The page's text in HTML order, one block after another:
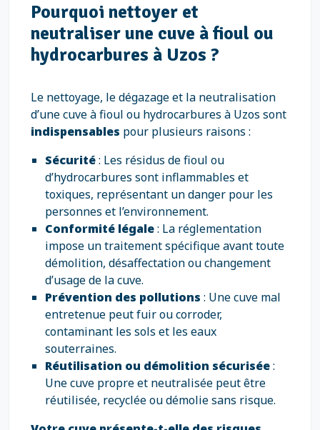
Pourquoi nettoyer et
neutraliser une cuve à fioul ou
hydrocarbures à Uzos ?
Le nettoyage, le dégazage et la neutralisation
d’une cuve à fioul ou hydrocarbures à Uzos sont
indispensables pour plusieurs raisons :
Sécurité: Les résidus de fioul ou
d’hydrocarbures sont inflammables et
toxiques, représentant un danger pour les
personnes et l’environnement.
Conformité légale: La réglementation
impose un traitement spécifique avant toute
démolition, désaffectation ou changement
d’usage de la cuve.
Prévention des pollutions : Une cuve mal
entretenue peut fuir ou corroder,
contaminant les sols et les eaux
souterraines.
Réutilisation ou démolition sécurisée:
Une cuve propre et neutralisée peut être
réutilisée, recyclée ou démolie sans risque.